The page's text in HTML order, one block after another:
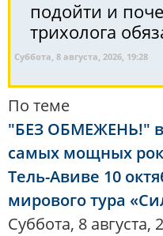
подойти и
трихолога
Суббота, 8 августа, 2026, 19:28
По теме
"БЕЗ ОБМЕЖЕНЬ!"
самых мощных
Тель-Авиве 10
мирового тура
Суббота, 8 августа,